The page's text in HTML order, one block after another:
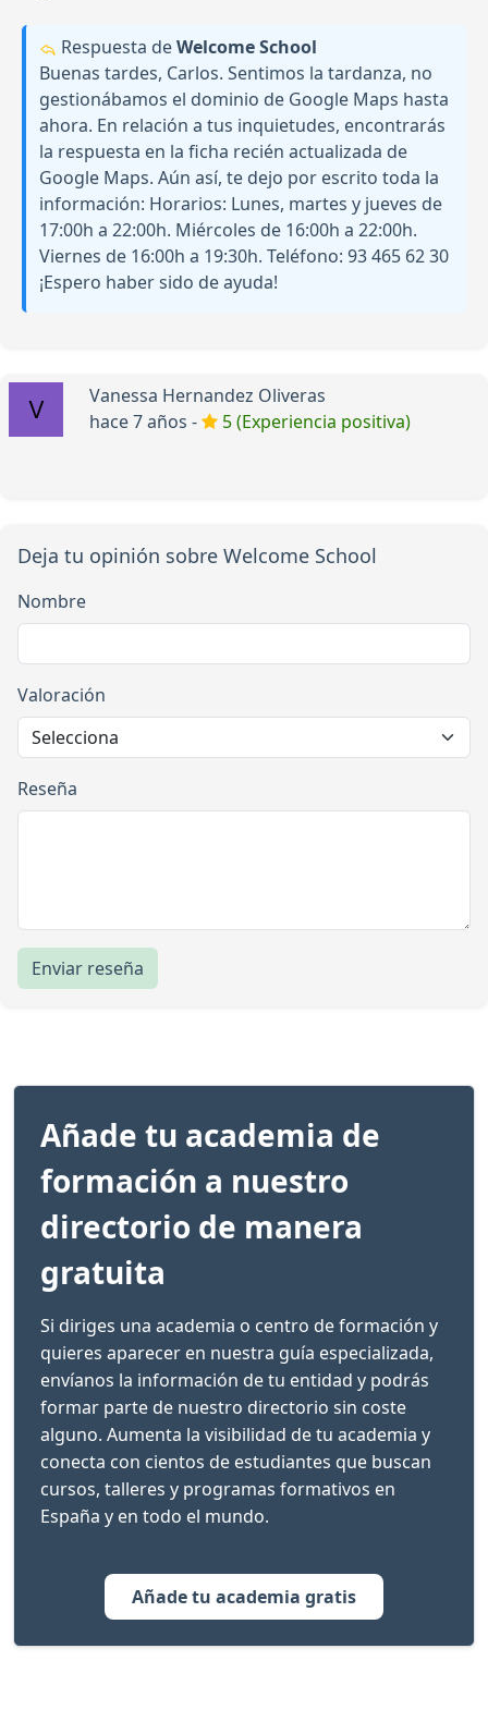
Respuesta deWelcome School
Buenas tardes, Carlos. Sentimos la tardanza, no
gestionábamos el dominio de Google Maps hasta
ahora. En relación a tus inquietudes, encontrarás
la respuesta en la ficha recién actualizada de
Google Maps. Aún así, te dejo por escrito toda la
información: Horarios: Lunes, martes y jueves de
17:00h a 22:00h. Miércoles de 16:00h a 22:00h.
Viernes de 16:00h a 19:30h. Teléfono: 93 465 62 30
¡Espero haber sido de ayuda!
Vanessa Hernandez Oliveras
hace 7 años -
5 (Experiencia positiva)
Deja tu opinión sobre Welcome School
Nombre
Valoración
Reseña
Enviar reseña
Añade tu academia de
formación a nuestro
directorio de manera
gratuita
Si diriges una academia o centro de formación y
quieres aparecer en nuestra guía especializada,
envíanos la información de tu entidad y podrás
formar parte de nuestro directorio sin coste
alguno. Aumenta la visibilidad de tu academia y
conecta con cientos de estudiantes que buscan
cursos, talleres y programas formativos en
España y en todo el mundo.
Añade tu academia gratis